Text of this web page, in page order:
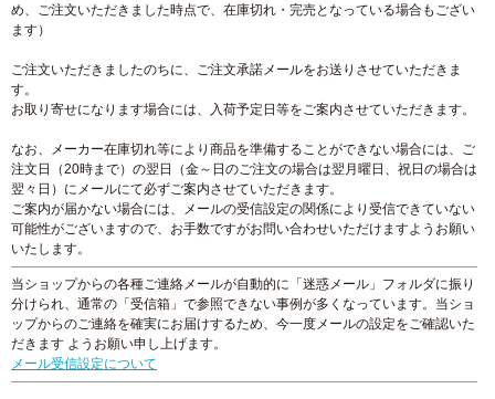
め、ご注文いただきました時点で、在庫切れ・完売となっている場合もござい
ます）
ご注文いただきましたのちに、ご注文承諾メールをお送りさせていただきま
す。
お取り寄せになります場合には、入荷予定日等をご案内させていただきます。
なお、メーカー在庫切れ等により商品を準備することができない場合には、ご
注文日（20時まで）の翌日（金～日のご注文の場合は翌月曜日、祝日の場合は
翌々日）にメールにて必ずご案内させていただきます。
ご案内が届かない場合には、メールの受信設定の関係により受信できていない
可能性がございますので、お手数ですがお問い合わせいただけますようお願い
いたします。
当ショップからの各種ご連絡メールが自動的に「迷惑メール」フォルダに振り
分けられ、通常の「受信箱」で参照できない事例が多くなっています。当ショ
ップからのご連絡を確実にお届けするため、今一度メールの設定をご確認いた
だきます ようお願い申し上げます。
メール受信設定について